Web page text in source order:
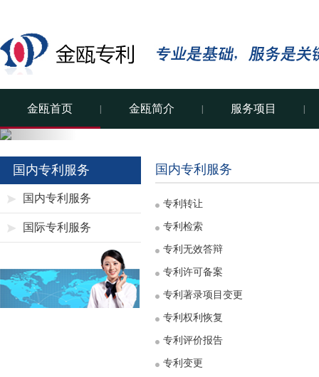
金瓯首页 金瓯简介 服务项目
国内专利服务
国内专利服务
国际专利服务
国内专利服务
专利转让
专利检索
专利无效答辩
专利许可备案
专利著录项目变更
专利权利恢复
专利评价报告
专利变更